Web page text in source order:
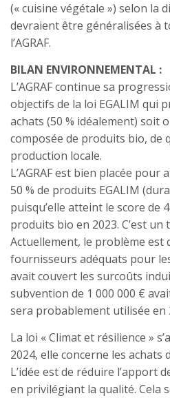
(« cuisine végétale ») selon la
devraient être généralisées à
l’AGRAF.
BILAN ENVIRONNEMENTAL :
L’AGRAF continue sa
objectifs de la loi EGALIM qui
achats (50 % idéalement) soit
composée de produits bio, de
production locale.
L’AGRAF est bien placée
50 % de produits EGALIM
puisqu’elle atteint le score de
produits bio en 2023. C’est un
Actuellement, le problème est
fournisseurs adéquats pour
avait couvert les surcoûts
subvention de 1 000 000 €
sera probablement utilisée en
La loi « Climat et résilience »
2024, elle concerne les achats
L’idée est de réduire l’apport
en privilégiant la qualité. Cela